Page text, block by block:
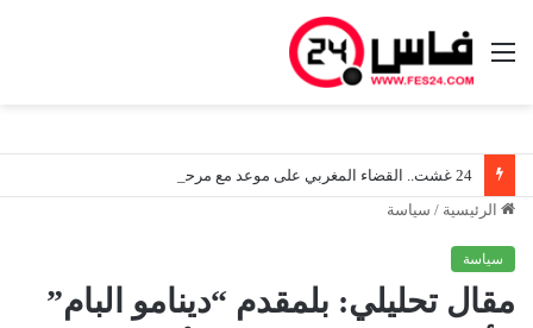
القائمة
الرئيسية / سياسة
سياسة
مقال تحليلي: بلمقدم “دينامو البام”